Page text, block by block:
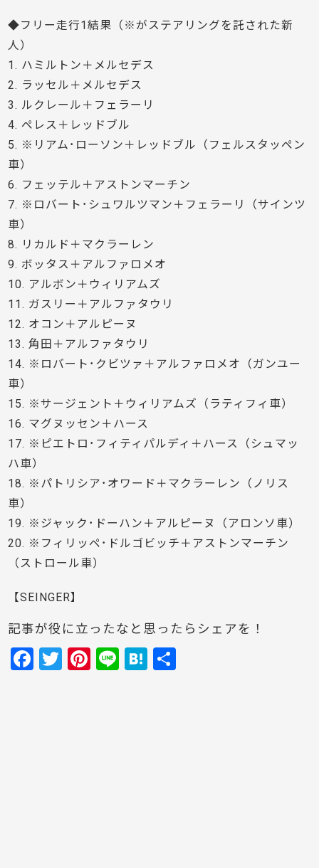
◆フリー走行1結果（※がステアリングを託された新
人）
1. ハミルトン＋メルセデス
2. ラッセル＋メルセデス
3. ルクレール＋フェラーリ
4. ペレス＋レッドブル
5. ※リアム･ローソン＋レッドブル（フェルスタッペン
車）
6. フェッテル＋アストンマーチン
7. ※ロバート･シュワルツマン＋フェラーリ（サインツ
車）
8. リカルド＋マクラーレン
9. ボッタス＋アルファロメオ
10. アルボン＋ウィリアムズ
11. ガスリー＋アルファタウリ
12. オコン＋アルピーヌ
13. 角田＋アルファタウリ
14. ※ロバート･クビツァ＋アルファロメオ（ガンユー
車）
15. ※サージェント＋ウィリアムズ（ラティフィ車）
16. マグヌッセン＋ハース
17. ※ピエトロ･フィティパルディ＋ハース（シュマッ
ハ車）
18. ※パトリシア･オワード＋マクラーレン（ノリス
車）
19. ※ジャック･ドーハン＋アルピーヌ（アロンソ車）
20. ※フィリッペ･ドルゴビッチ＋アストンマーチン
（ストロール車）
【SEINGER】
記事が役に立ったなと思ったらシェアを！
F
T
Pi Li H